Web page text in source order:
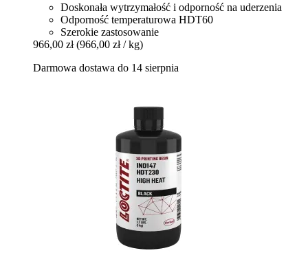
Doskonała wytrzymałość i odporność na uderzenia
Odporność temperaturowa HDT60
Szerokie zastosowanie
966,00 zł (966,00 zł / kg)
Darmowa dostawa do 14 sierpnia